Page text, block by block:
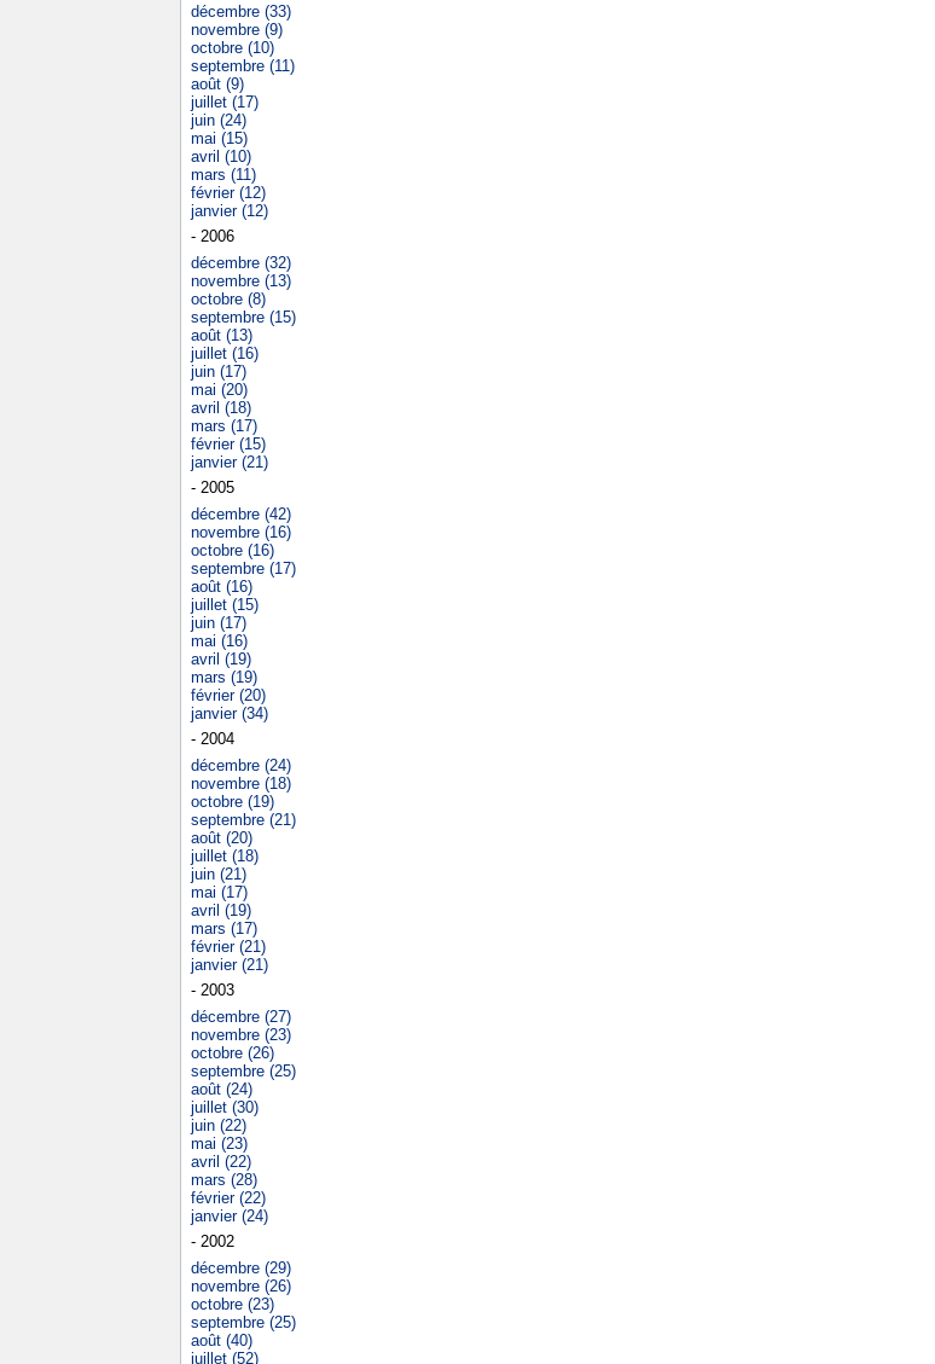
décembre (33)
novembre (9)
octobre (10)
septembre (11)
août (9)
juillet (17)
juin (24)
mai (15)
avril (10)
mars (11)
février (12)
janvier (12)
- 2006
décembre (32)
novembre (13)
octobre (8)
septembre (15)
août (13)
juillet (16)
juin (17)
mai (20)
avril (18)
mars (17)
février (15)
janvier (21)
- 2005
décembre (42)
novembre (16)
octobre (16)
septembre (17)
août (16)
juillet (15)
juin (17)
mai (16)
avril (19)
mars (19)
février (20)
janvier (34)
- 2004
décembre (24)
novembre (18)
octobre (19)
septembre (21)
août (20)
juillet (18)
juin (21)
mai (17)
avril (19)
mars (17)
février (21)
janvier (21)
- 2003
décembre (27)
novembre (23)
octobre (26)
septembre (25)
août (24)
juillet (30)
juin (22)
mai (23)
avril (22)
mars (28)
février (22)
janvier (24)
- 2002
décembre (29)
novembre (26)
octobre (23)
septembre (25)
août (40)
juillet (52)